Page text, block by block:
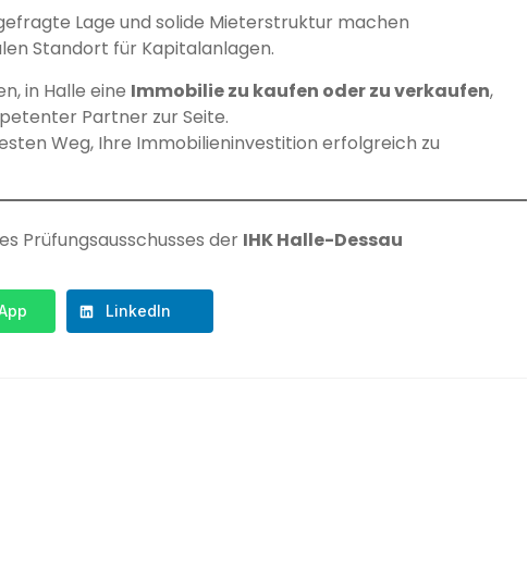
Lage und solide Mieterstruktur machen
Standort für Kapitalanlagen.
in Halle eine Immobilie zu kaufen oder zu verkaufen,
Partner zur Seite.
Weg, Ihre Immobilieninvestition erfolgreich zu
Prüfungsausschusses der IHK Halle-Dessau
LinkedIn